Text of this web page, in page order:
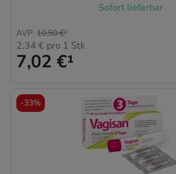
Sofort lieferbar
7,02 €¹
AVP: 10,50 €²
2,34 € pro 1 Stk
-33%